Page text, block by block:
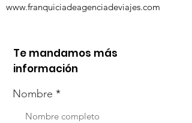
www.franquiciadeagenciadeviajes.com
Te mandamos más
información
Nombre